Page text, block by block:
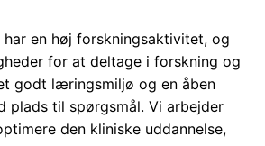
har en høj forskningsaktivitet, og
for at deltage i forskning og
godt læringsmiljø og en åben
plads til spørgsmål. Vi arbejder
den kliniske uddannelse,